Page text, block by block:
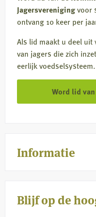
Informatie
Jagersverenigingvoor
ontvang 10 keer per
Als lid maakt u deel uit
van jagers die zich
eerlijk voedselsysteem.
Word lid
Blijf op de